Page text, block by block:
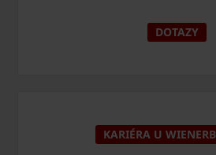
DOTAZY
KARIÉRA U